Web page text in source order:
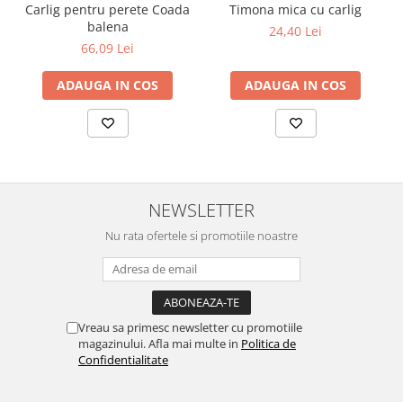
Carlig pentru perete Coada
balena
66,09 Lei
ADAUGA IN COS
Timona mica cu carlig
24,40 Lei
ADAUGA IN COS
NEWSLETTER
Nu rata ofertele si promotiile noastre
Vreau sa primesc newsletter cu promotiile
magazinului. Afla mai multe in Politica de
Confidentialitate